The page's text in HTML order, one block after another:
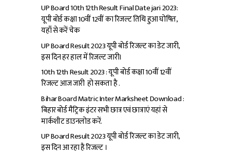
UP Board 10th 12th Result Final Date jari 2023:
यूपी बोर्ड कक्षा 10वीं 12वीं का रिजल्ट तिथि हुआ घोषित,
यहाँ से करें चेक
UP Board Result 2023 यूपी बोर्ड रिजल्ट का डेट जारी,
इस दिन हर हाल में रिजल्ट जारी।
10th 12th Result 2023 : यूपी बोर्ड कक्षा 10वीं 12वीं
रिजल्ट आज जारी हो सकता है .
Bihar Board Matric Inter Marksheet Download :
बिहार बोर्ड मैट्रिक इंटर सभी छात्र एवं छात्राएं यहां से
मार्कशीट डाउनलोड करें.
UP Board Result 2023 यूपी बोर्ड रिजल्ट का डेट जारी,
इस दिन आ रहा है रिजल्ट ।